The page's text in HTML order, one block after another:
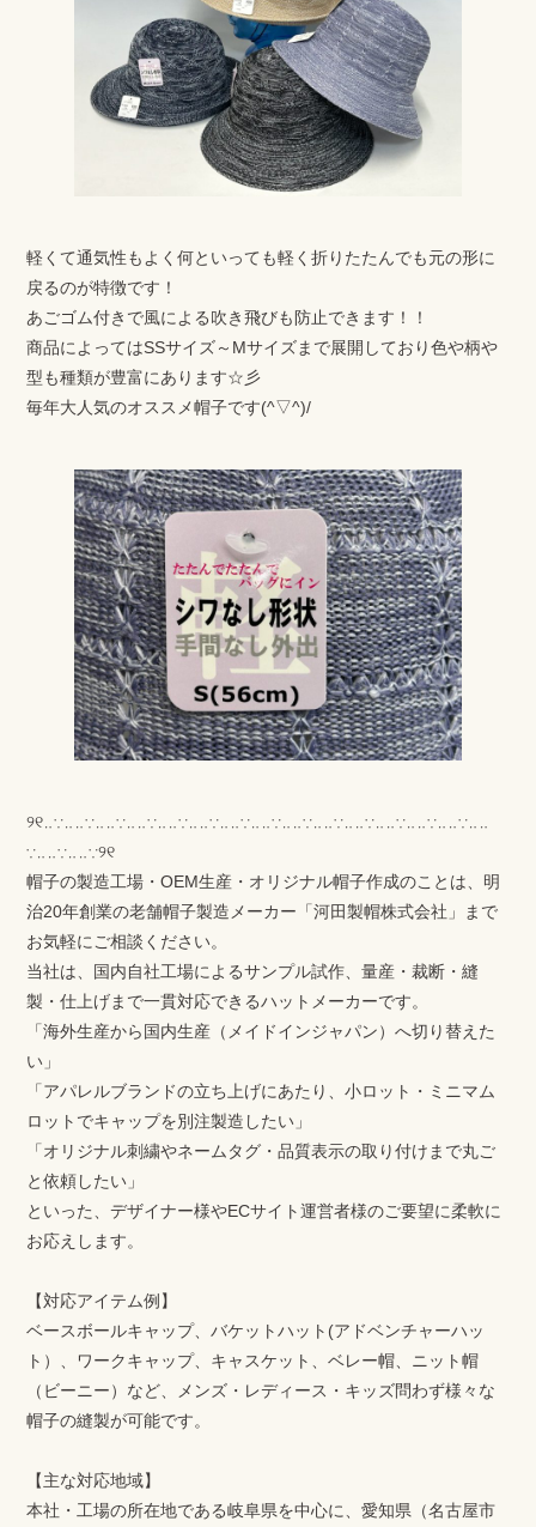
軽くて通気性もよく何といっても軽く折りたたんでも元の形に
戻るのが特徴です！
あごゴム付きで風による吹き飛びも防止できます！！
商品によってはSSサイズ～Mサイズまで展開しており色や柄や
型も種類が豊富にあります☆彡
毎年大人気のオススメ帽子です(^▽^)/
୨୧‥∵‥‥∵‥‥∵‥‥∵‥‥∵‥‥∵‥‥∵‥‥∵‥‥∵‥‥∵‥‥∵‥‥∵‥‥∵‥‥∵‥‥
∵‥‥∵‥‥∵୨୧
帽子の製造工場・OEM生産・オリジナル帽子作成のことは、明
治20年創業の老舗帽子製造メーカー「河田製帽株式会社」まで
お気軽にご相談ください。
当社は、国内自社工場によるサンプル試作、量産・裁断・縫
製・仕上げまで一貫対応できるハットメーカーです。
「海外生産から国内生産（メイドインジャパン）へ切り替えた
い」
「アパレルブランドの立ち上げにあたり、小ロット・ミニマム
ロットでキャップを別注製造したい」
「オリジナル刺繍やネームタグ・品質表示の取り付けまで丸ご
と依頼したい」
といった、デザイナー様やECサイト運営者様のご要望に柔軟に
お応えします。
【対応アイテム例】
ベースボールキャップ、バケットハット(アドベンチャーハッ
ト）、ワークキャップ、キャスケット、ベレー帽、ニット帽
（ビーニー）など、メンズ・レディース・キッズ問わず様々な
帽子の縫製が可能です。
【主な対応地域】
本社・工場の所在地である岐阜県を中心に、愛知県（名古屋市